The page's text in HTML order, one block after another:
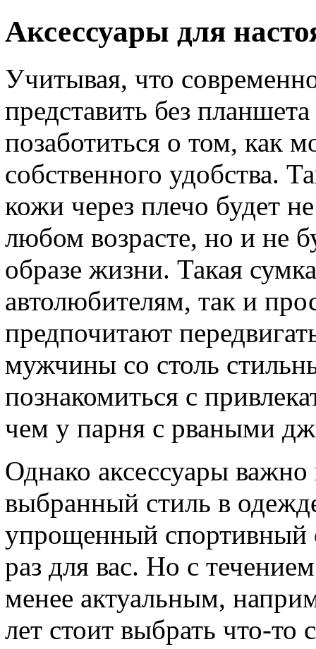
Аксессуары для
Учитывая, что
представить без
позаботиться о том, как
собственного удобства.
кожи через плечо будет
любом возрасте, но и не
образе жизни. Такая
автолюбителям, так и
предпочитают
мужчины со столь
познакомиться с
чем у парня с рваными
Однако аксессуары
выбранный стиль в
упрощенный спортивный
раз для вас. Но с
менее актуальным,
лет стоит выбрать что-